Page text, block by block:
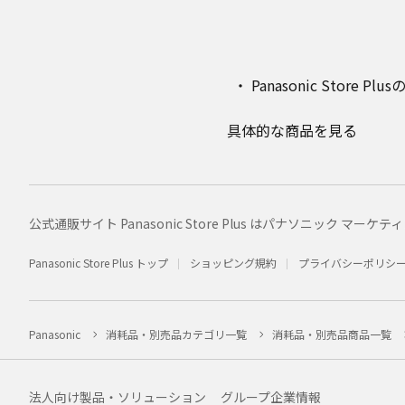
Panasonic Store Plus
具体的な商品を見る
公式通販サイト Panasonic Store Plus はパナソニック マーケテ
Panasonic Store Plus トップ ショッピング規約 プライバシーポリシー
Panasonic 消耗品・別売品カテゴリ一覧 消耗品・別売品商品一覧
法人向け製品・ソリューション グループ企業情報